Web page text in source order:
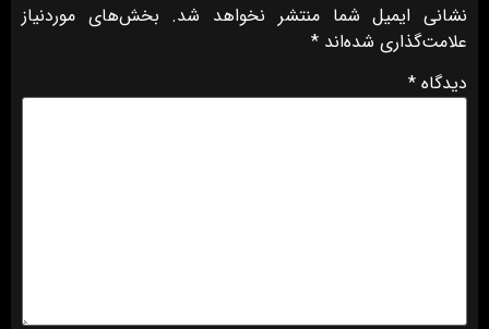
نشانی ایمیل شما منتشر نخواهد شد. بخش‌های موردنیاز
علامت‌گذاری شده‌اند *
دیدگاه *